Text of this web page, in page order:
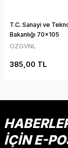
T.C. Sanayi ve
Bakanlığı 70x105
OZGVNL
385,00 TL
İÇİN E-